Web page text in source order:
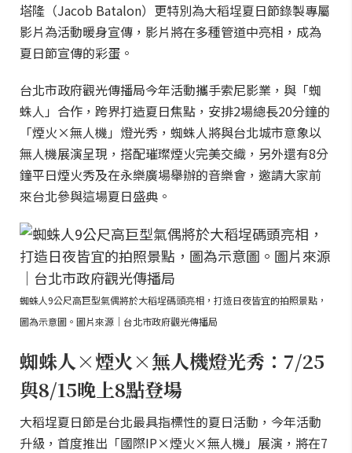
塔隆（Jacob Batalon）更特別為大稻埕夏日節錄製專屬
影片為活動暖身宣傳，影片將在多種管道中亮相，成為
夏日節宣傳的彩蛋。
台北市政府觀光傳播局今年活動攜手索尼影業，與「蜘
蛛人」合作，跨界打造夏日焦點，安排2場總長20分鐘的
「煙火×無人機」燈光秀，蜘蛛人將與台北城市意象以
無人機展演呈現，搭配璀璨煙火完美交織，另外還有8分
鐘平日煙火秀及在永樂廣場舉辦的音樂會，邀請大家前
來台北參與這場夏日盛典。
蜘蛛人9公尺高巨型氣偶將於大稻埕碼頭亮相，打造日夜皆宜的拍照景點，
圖為示意圖。圖片來源｜台北市政府觀光傳播局
蜘蛛人×煙火×無人機燈光秀：7/25
與8/15晚上8點登場
大稻埕夏日節是台北最具指標性的夏日活動，今年活動
升級，首度推出「國際IP×煙火×無人機」展演，將在7